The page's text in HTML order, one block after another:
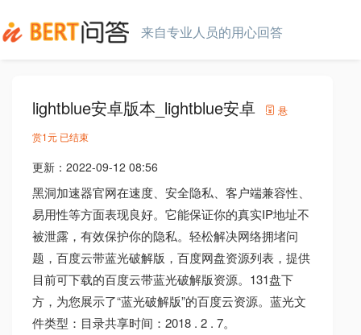
来自专业人员的用心回答
lightblue安卓版本_lightblue安卓
悬
赏1元 已结束
更新： 2022-09-12 08:56
黑洞加速器官网在速度、安全隐私、客户端兼容性、
易用性等方面表现良好。它能保证你的真实IP地址不
被泄露，有效保护你的隐私。轻松解决网络拥堵问
题，百度云带蓝光破解版，百度网盘资源列表，提供
目前可下载的百度云带蓝光破解版资源。131盘下
方，为您展示了“蓝光破解版”的百度云资源。蓝光文
件类型：目录共享时间：2018 . 2 . 7。